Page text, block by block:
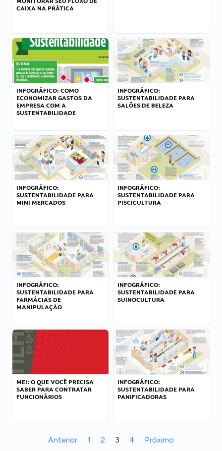
CAIXA NA PRÁTICA
INFOGRÁFICO: COMO
ECONOMIZAR GASTOS DA
EMPRESA COM A
SUSTENTABILIDADE
INFOGRÁFICO:
SUSTENTABILIDADE PARA
SALÕES DE BELEZA
INFOGRÁFICO:
SUSTENTABILIDADE PARA
MINI MERCADOS
INFOGRÁFICO:
SUSTENTABILIDADE PARA
PISCICULTURA
INFOGRÁFICO:
SUSTENTABILIDADE PARA
FARMÁCIAS DE
MANIPULAÇÃO
INFOGRÁFICO:
SUSTENTABILIDADE PARA
SUINOCULTURA
MEI: O QUE VOCÊ PRECISA
SABER PARA CONTRATAR
FUNCIONÁRIOS
INFOGRÁFICO:
SUSTENTABILIDADE PARA
PANIFICADORAS
Anterior 1 2 3 4 Próximo